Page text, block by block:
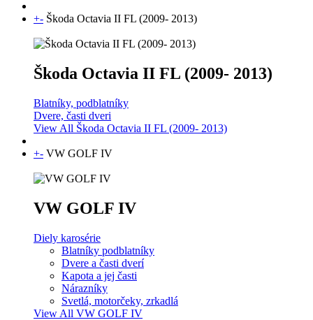
+- Škoda Octavia II FL (2009- 2013)
Škoda Octavia II FL (2009- 2013)
Blatníky, podblatníky
Dvere, časti dveri
View All Škoda Octavia II FL (2009- 2013)
+- VW GOLF IV
VW GOLF IV
Diely karosérie
Blatníky podblatníky
Dvere a časti dverí
Kapota a jej časti
Nárazníky
Svetlá, motorčeky, zrkadlá
View All VW GOLF IV